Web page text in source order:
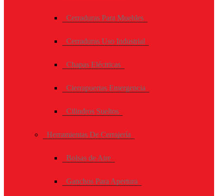
Cerraduras Para Muebles
Cerraduras Uso Industrial
Chapas Eléctricas
Cierrapuertas Emergencia
Cilindros Sueltos
Herramientas De Cerrajería
Bolsas de Aire
Ganchos Para Apertura